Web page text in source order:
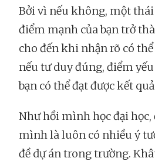
Bởi vì nếu không, một thái
điểm mạnh của bạn trở
cho đến khi nhận rõ có thể
nếu tư duy đúng, điểm
bạn có thể đạt được kết
Như hồi mình học đại
mình là luôn có nhiều ý
đề dự án trong trường.